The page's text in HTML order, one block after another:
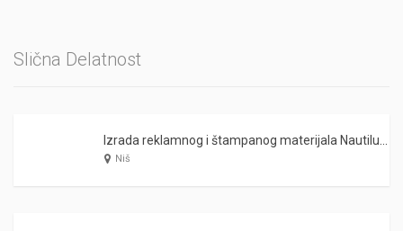
Slična Delatnost
Izrada reklamnog i štampanog materijala Nautilus Ivago – Niš
Niš